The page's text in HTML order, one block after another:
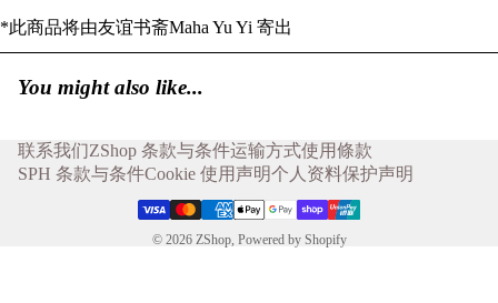
*此商品将由友谊书斋Maha Yu Yi 寄出
You might also like...
联系我们ZShop 条款与条件运输方式使用條款
SPH 条款与条件Cookie 使用声明个人资料保护声明
© 2026 ZShop, Powered by Shopify